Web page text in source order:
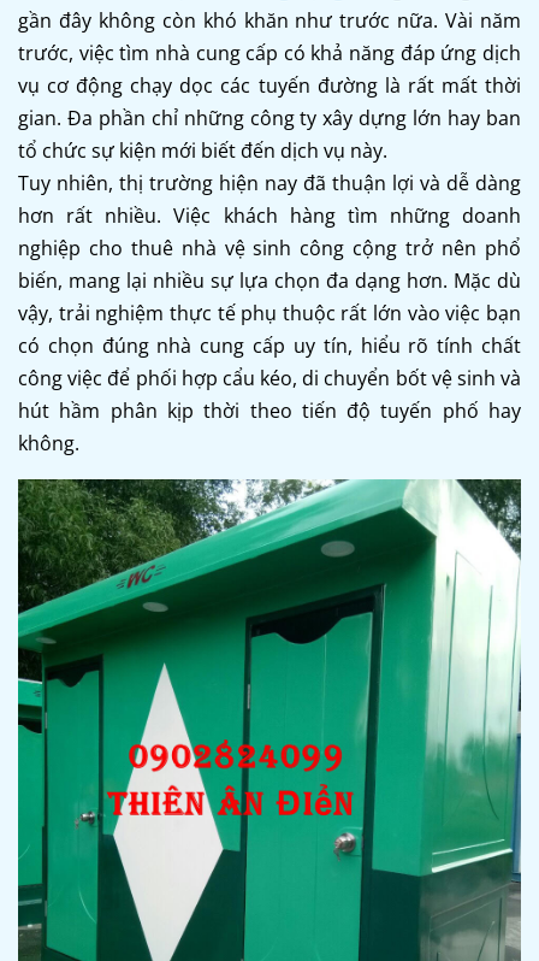
gần đây không còn khó khăn như trước nữa. Vài năm
trước, việc tìm nhà cung cấp có khả năng đáp ứng dịch
vụ cơ động chạy dọc các tuyến đường là rất mất thời
gian. Đa phần chỉ những công ty xây dựng lớn hay ban
tổ chức sự kiện mới biết đến dịch vụ này.
Tuy nhiên, thị trường hiện nay đã thuận lợi và dễ dàng
hơn rất nhiều. Việc khách hàng tìm những doanh
nghiệp cho thuê nhà vệ sinh công cộng trở nên phổ
biến, mang lại nhiều sự lựa chọn đa dạng hơn. Mặc dù
vậy, trải nghiệm thực tế phụ thuộc rất lớn vào việc bạn
có chọn đúng nhà cung cấp uy tín, hiểu rõ tính chất
công việc để phối hợp cẩu kéo, di chuyển bốt vệ sinh và
hút hầm phân kịp thời theo tiến độ tuyến phố hay
không.